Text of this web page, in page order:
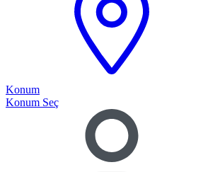
Konum
Konum Seç